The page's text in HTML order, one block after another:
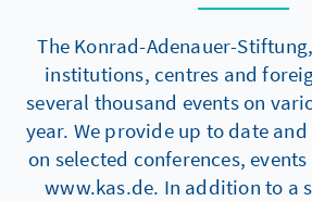
The Konrad-Adenauer-
institutions, centres and
several thousand events on
year. We provide up to date
on selected conferences,
www.kas.de. In addition to a